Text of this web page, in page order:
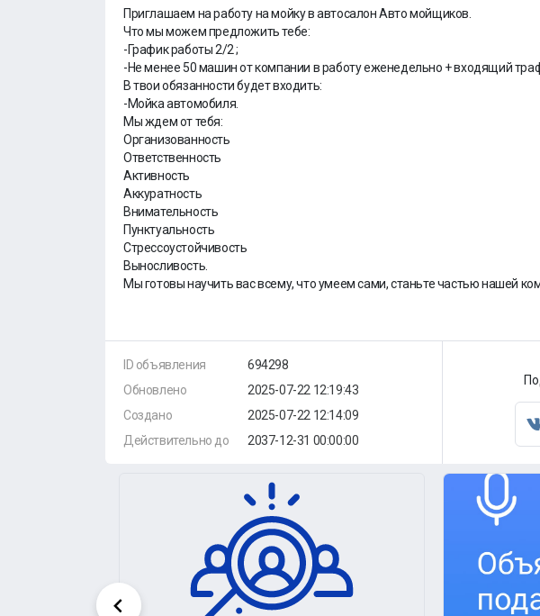
Приглашаем на работу на мойку в автосалон Авто мойщиков.
Что мы можем предложить тебе:
-График работы 2/2 ;
-Не менее 50 машин от компании в работу еженедельно + входящий
В твои обязанности будет входить:
-Мойка автомобиля.
Мы ждем от тебя:
Организованность
Ответственность
Активность
Аккуратность
Внимательность
Пунктуальность
Стрессоустойчивость
Выносливость.
Мы готовы научить вас всему, что умеем сами, станьте частью нашей
ID объявления
Обновлено
Создано
Действительно до
694298
2025-07-22 12:19:43
2025-07-22 12:14:09
2037-12-31 00:00:00